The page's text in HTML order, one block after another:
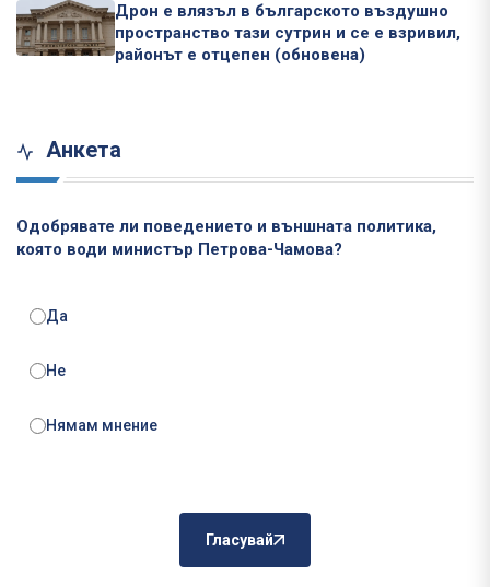
Дрон е влязъл в българското въздушно
пространство тази сутрин и се е взривил,
районът е отцепен (обновена)
Анкета
Одобрявате ли поведението и външната политика,
която води министър Петрова-Чамова?
Да
Не
Нямам мнение
Гласувай